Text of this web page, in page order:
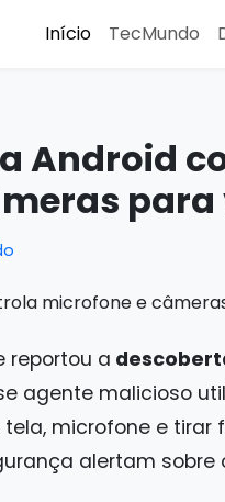
Início TecMundo
Android
reportou a
agente malicioso
microfone e
alertam sobre